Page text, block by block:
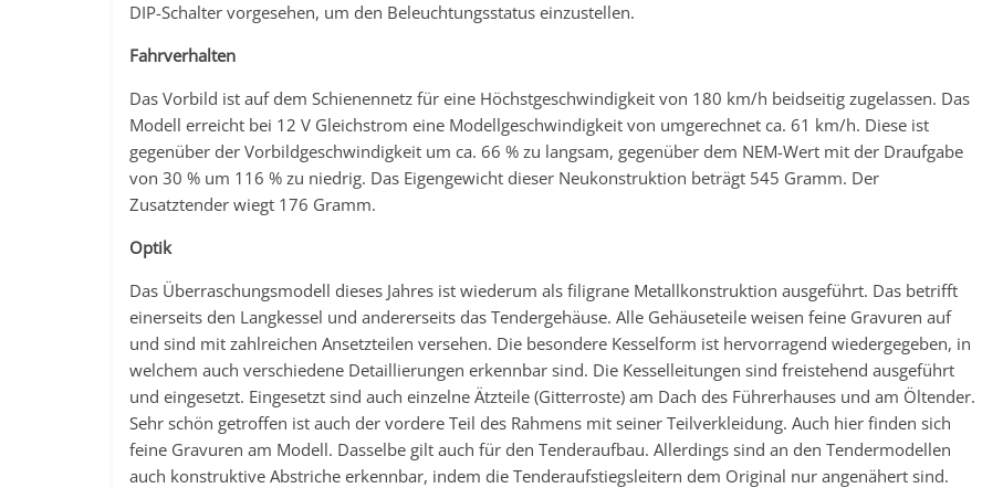
DIP-Schalter vorgesehen, um den Beleuchtungsstatus einzustellen.
Fahrverhalten
Das Vorbild ist auf dem Schienennetz für eine Höchstgeschwindigkeit von 180 km/h beidseitig zugelassen. Das
Modell erreicht bei 12 V Gleichstrom eine Modellgeschwindigkeit von umgerechnet ca. 61 km/h. Diese ist
gegenüber der Vorbildgeschwindigkeit um ca. 66 % zu langsam, gegenüber dem NEM-Wert mit der Draufgabe
von 30 % um 116 % zu niedrig. Das Eigengewicht dieser Neukonstruktion beträgt 545 Gramm. Der
Zusatztender wiegt 176 Gramm.
Optik
Das Überraschungsmodell dieses Jahres ist wiederum als filigrane Metallkonstruktion ausgeführt. Das betrifft
einerseits den Langkessel und andererseits das Tendergehäuse. Alle Gehäuseteile weisen feine Gravuren auf
und sind mit zahlreichen Ansetzteilen versehen. Die besondere Kesselform ist hervorragend wiedergegeben, in
welchem auch verschiedene Detaillierungen erkennbar sind. Die Kesselleitungen sind freistehend ausgeführt
und eingesetzt. Eingesetzt sind auch einzelne Ätzteile (Gitterroste) am Dach des Führerhauses und am Öltender.
Sehr schön getroffen ist auch der vordere Teil des Rahmens mit seiner Teilverkleidung. Auch hier finden sich
feine Gravuren am Modell. Dasselbe gilt auch für den Tenderaufbau. Allerdings sind an den Tendermodellen
auch konstruktive Abstriche erkennbar, indem die Tenderaufstiegsleitern dem Original nur angenähert sind.